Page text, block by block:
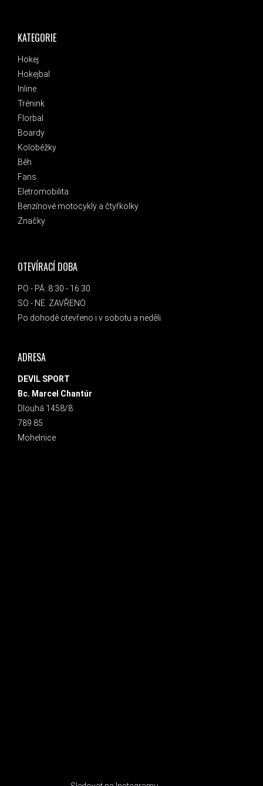
KATEGORIE
Hokej
Hokejbal
Inline
Trénink
Florbal
Boardy
Koloběžky
Běh
Fans
Eletromobilita
Benzínové motocykly a čtyřkolky
Značky
OTEVÍRACÍ DOBA
PO - PÁ: 8:30 - 16:30
SO - NE: ZAVŘENO
Po dohodě otevřeno i v sobotu a neděli.
ADRESA
DEVIL SPORT
Bc. Marcel Chantúr
Dlouhá 1458/8
789 85
Mohelnice